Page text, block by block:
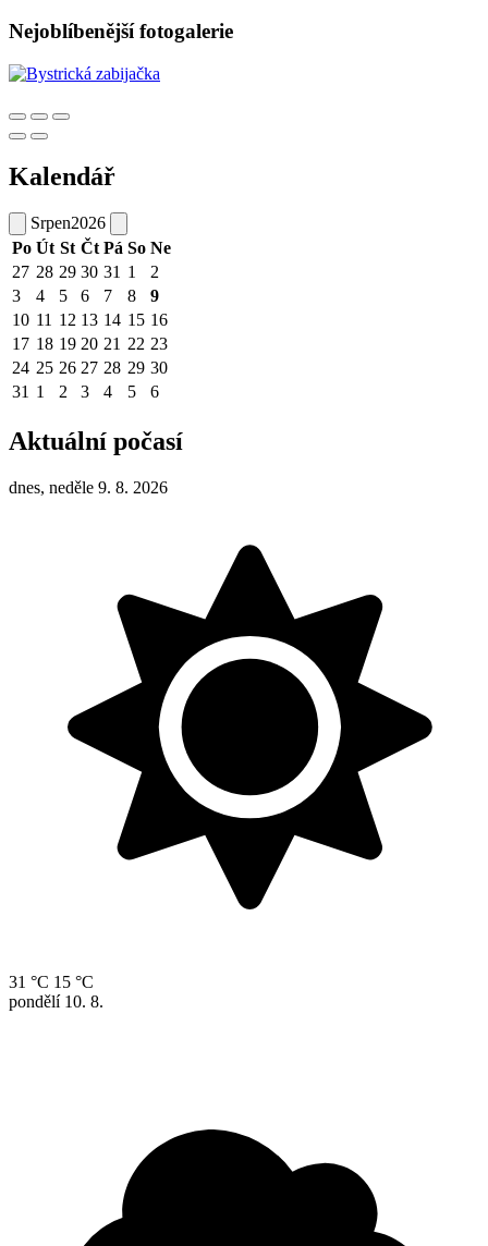
Nejoblíbenější fotogalerie
Kalendář
Srpen2026
Po Út St Čt Pá So Ne
27 28 29 30 31 1
2
3
4 5 6 7 8
9
10 11 12 13 14 15 16
17 18 19 20 21 22 23
24 25 26 27 28 29 30
31 1 2 3 4 5 6
Aktuální počasí
dnes, neděle 9. 8. 2026
31 °C 15 °C
pondělí 10. 8.